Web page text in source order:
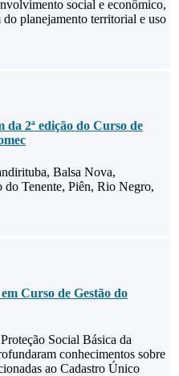
social e econômico,
do planejamento territorial e uso
2ª edição do Curso de
Balsa Nova,
Tenente, Piên, Rio Negro,
Curso de Gestão do
Social Básica da
conhecimentos sobre
ao Cadastro Único